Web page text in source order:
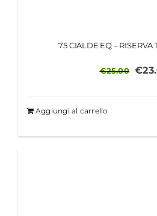
75 CIALDE EQ – RISERVA
€25.00 Il
€
Aggiungi al carrello